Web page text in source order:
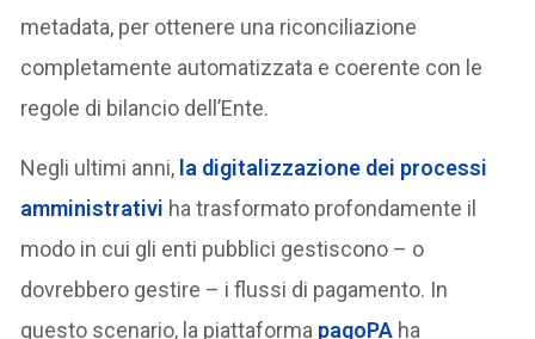
metadata, per ottenere una riconciliazione
completamente automatizzata e coerente con le
regole di bilancio dell’Ente.
Negli ultimi anni, la digitalizzazione dei processi
amministrativi ha trasformato profondamente il
modo in cui gli enti pubblici gestiscono – o
dovrebbero gestire – i flussi di pagamento. In
questo scenario, la piattaforma pagoPA ha